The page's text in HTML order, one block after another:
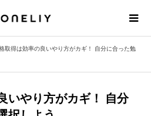
取得は効率の良いやり方がカギ！ 自分に合った勉
いやり方がカギ！ 自分